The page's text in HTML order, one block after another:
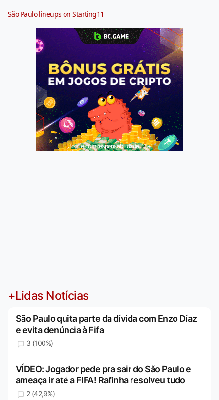
São Paulo lineups on Starting11
Jogue com responsabilidade. 18+
+Lidas Notícias
São Paulo quita parte da dívida com Enzo Díaz
e evita denúncia à Fifa
3 (100%)
VÍDEO: Jogador pede pra sair do São Paulo e
ameaça ir até a FIFA! Rafinha resolveu tudo
2 (42,9%)